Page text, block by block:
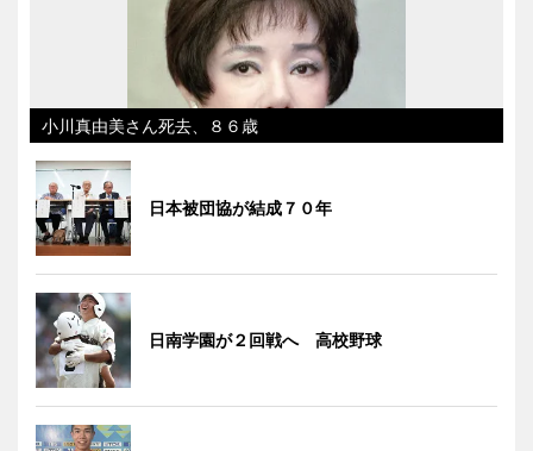
小川真由美さん死去、８６歳
日本被団協が結成７０年
日南学園が２回戦へ 高校野球